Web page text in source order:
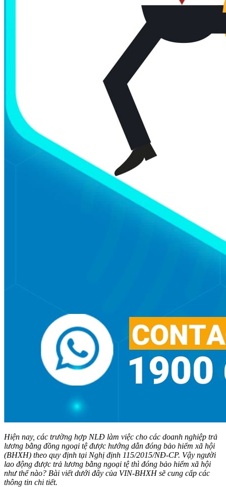
Hiện nay, các trường hợp NLĐ làm việc cho các doanh nghiệp trả
lương bằng đồng ngoại tệ được hướng dẫn đóng bảo hiểm xã hội
(BHXH) theo quy định tại Nghị định 115/2015/NĐ-CP. Vậy người
lao động được trả lương bằng ngoại tệ thì đóng bảo hiểm xã hội
như thế nào? Bài viết dưới đây của VIN-BHXH sẽ cung cấp các
thông tin chi tiết.